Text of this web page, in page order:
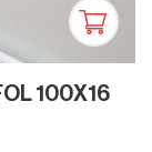
100X16